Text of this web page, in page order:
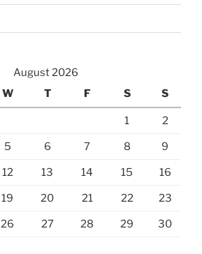
August 2026
W T F S S
1 2
5 6 7 8 9
12 13 14 15 16
19 20 21 22 23
26 27 28 29 30